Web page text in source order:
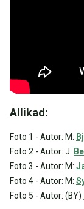
Allikad:
Foto 1 - Autor: M:
Foto 2 - Autor: J:
Foto 3 - Autor: M:
Foto 4 - Autor: M:
Foto 5 - Autor: (BY)